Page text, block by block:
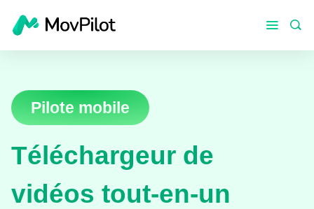
Pilote mobile
Téléchargeur de
vidéos tout-en-un